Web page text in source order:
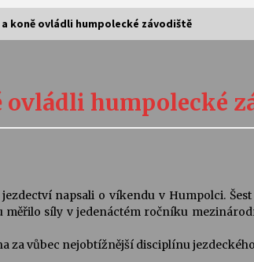
a Sukuba Ensemble
integrační festival
28. 7.–1. 8.
koně ovládli humpolecké závodiště
ovládli humpolecké
napsali o víkendu v Humpolci.
měřilo síly v jedenáctém ročníku
za vůbec nejobtížnější disciplínu